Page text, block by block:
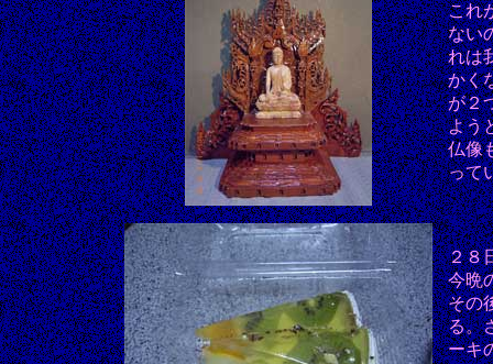
これ
ない
れは
かく
が２
よう
仏像
って
２８
今晩
その
る。
ーキ